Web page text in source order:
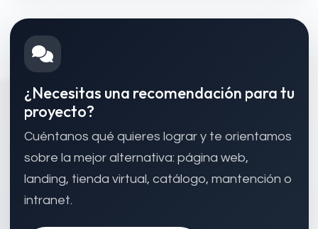
¿Necesitas una recomendación para tu
proyecto?
Cuéntanos qué quieres lograr y te orientamos
sobre la mejor alternativa: página web,
landing, tienda virtual, catálogo, mantención o
intranet.